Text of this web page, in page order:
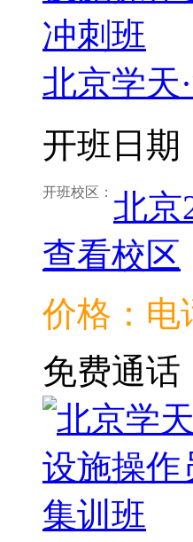
北京学天
开班日期
开班校区： 北京
查看校区
价格：电
免费通话